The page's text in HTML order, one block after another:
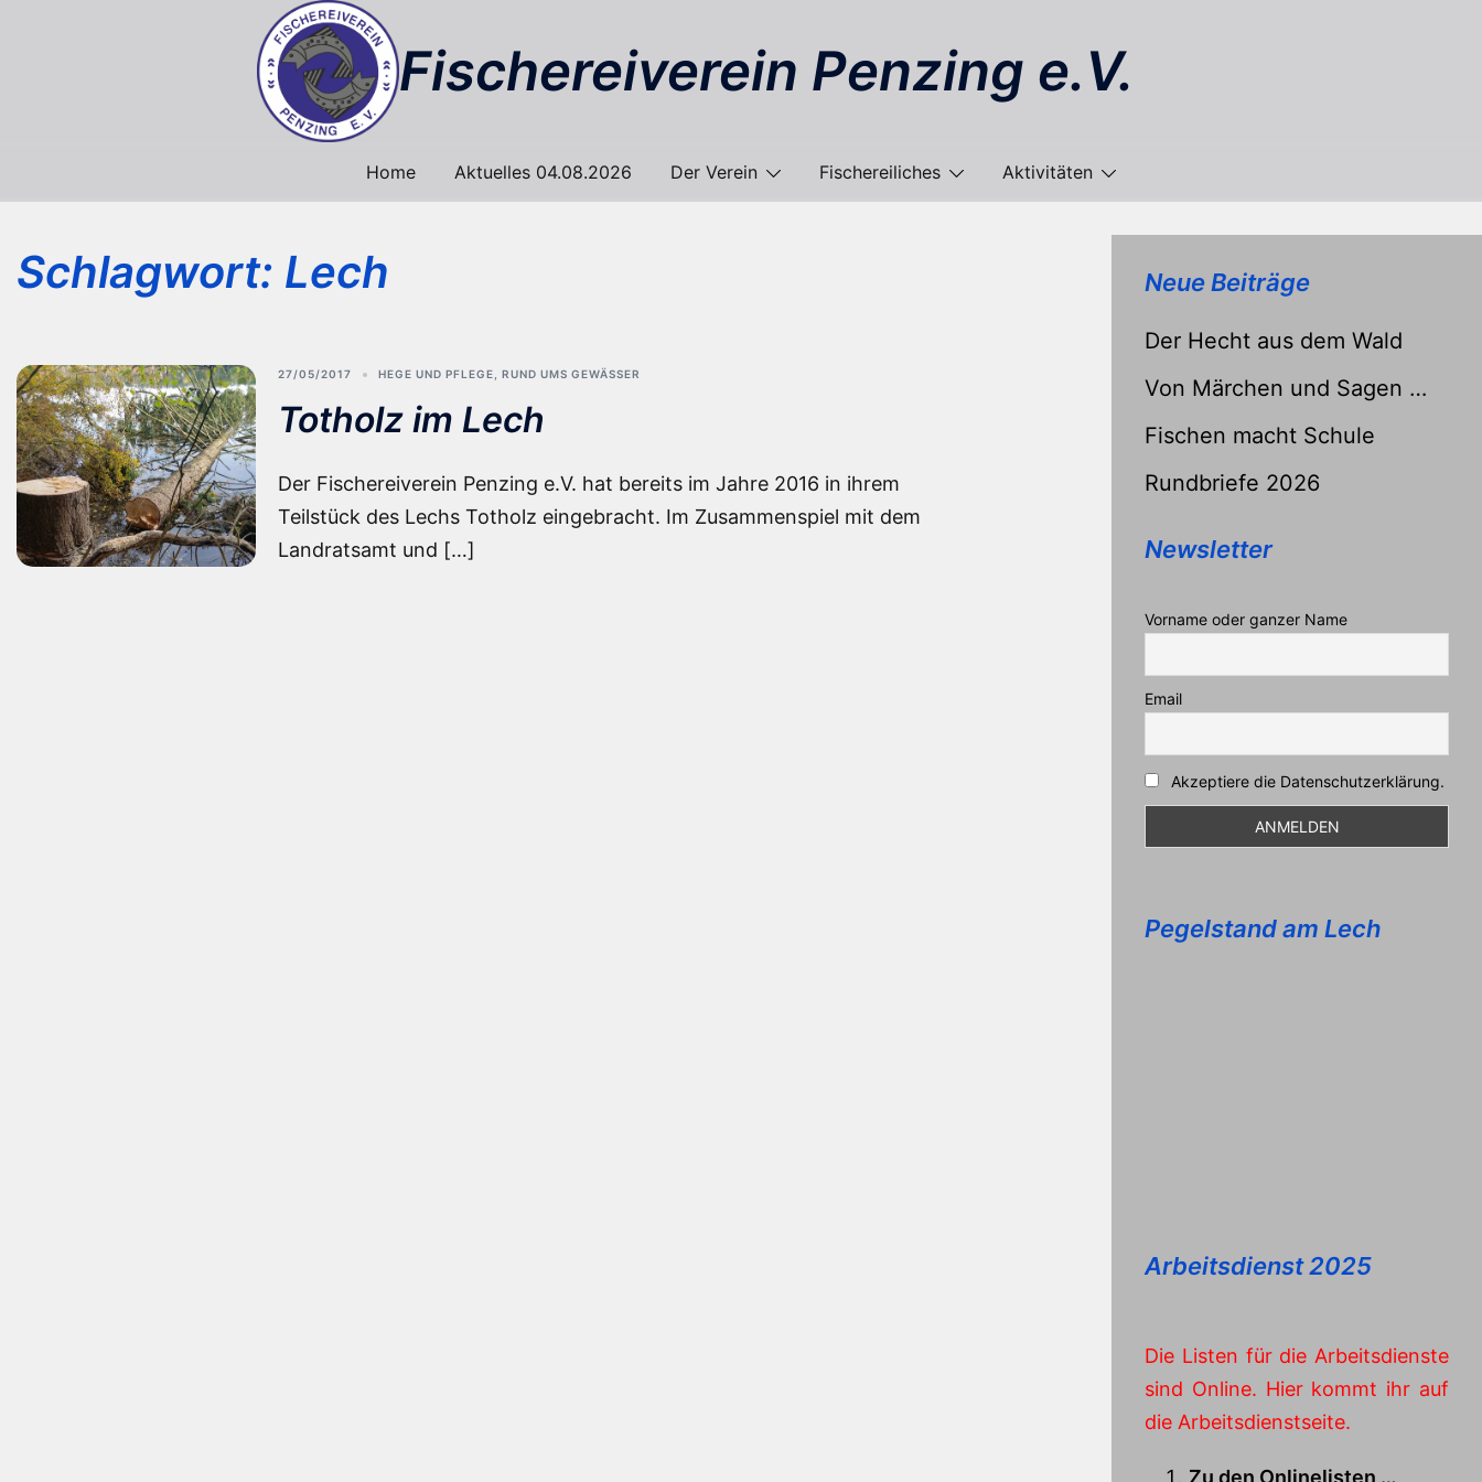
Fischereiverein Penzing e.V.
Home Aktuelles 04.08.2026 Der Verein Fischereiliches Aktivitäten
Schlagwort: Lech
27/05/2017 HEGE UND PFLEGE RUND UMS GEWÄSSER
Totholz im Lech
Der Fischereiverein Penzing e.V. hat bereits im Jahre 2016 in ihrem
Teilstück des Lechs Totholz eingebracht. Im Zusammenspiel mit dem
Landratsamt und […]
Neue Beiträge
Der Hecht aus dem Wald
Von Märchen und Sagen …
Fischen macht Schule
Rundbriefe 2026
Newsletter
Vorname oder ganzer Name
Email
Akzeptiere die Datenschutzerklärung.
Pegelstand am Lech
Arbeitsdienst 2025
Die Listen für die Arbeitsdienste
sind Online. Hier kommt ihr auf
die Arbeitsdienstseite.
Zu den Onlinelisten …